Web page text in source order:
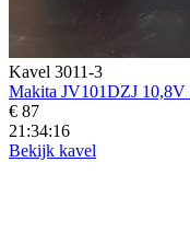
Kavel 3011-3
Makita JV101DZJ
€ 87
21:34:15
Bekijk kavel